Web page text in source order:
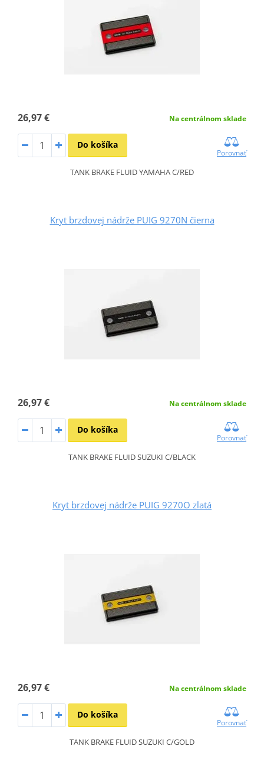
26,97 € Na centrálnom sklade
Do košíka
Porovnať
TANK BRAKE FLUID YAMAHA C/RED
Kryt brzdovej nádrže PUIG 9270N čierna
26,97 € Na centrálnom sklade
Do košíka
Porovnať
TANK BRAKE FLUID SUZUKI C/BLACK
Kryt brzdovej nádrže PUIG 9270O zlatá
26,97 € Na centrálnom sklade
Do košíka
Porovnať
TANK BRAKE FLUID SUZUKI C/GOLD